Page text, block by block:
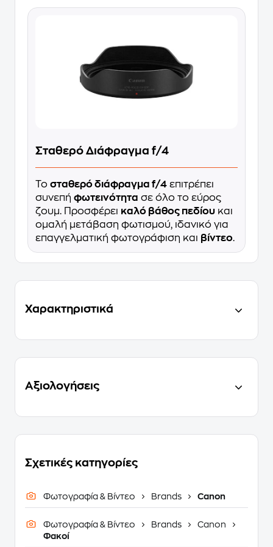
Σταθερό Διάφραγμα f/4
Το σταθερό διάφραγμα f/4 επιτρέπει
συνεπή φωτεινότητα σε όλο το εύρος
ζουμ. Προσφέρει καλό βάθος πεδίου και
ομαλή μετάβαση φωτισμού, ιδανικό για
επαγγελματική φωτογράφιση και βίντεο.
Χαρακτηριστικά
Αξιολογήσεις
Σχετικές κατηγορίες
Φωτογραφία & Βίντεο Brands Canon
Φωτογραφία & Βίντεο Brands
Canon
Φακοί